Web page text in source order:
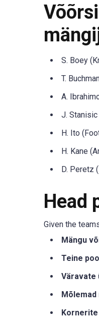
S. Boey
T.
A.
J. Stanisic
H. Ito
H. Kane
D. Peretz
Head
Given the
Mängu
Teine
Väravate
Kornerite